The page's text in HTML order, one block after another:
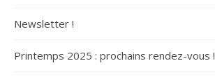
Newsletter !
Printemps 2025 : prochains rendez-vous !